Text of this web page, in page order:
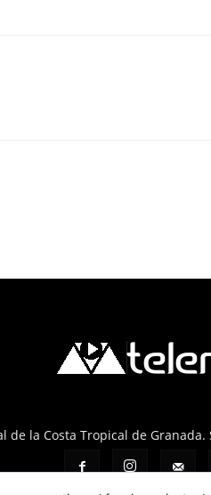
de la Costa Tropical de